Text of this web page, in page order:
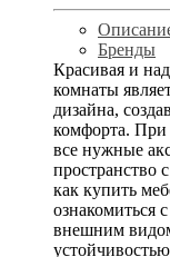
Бренды
Красивая и
комнаты
дизайна,
комфорта. При
все нужные
пространство
как купить
ознакомиться
внешним